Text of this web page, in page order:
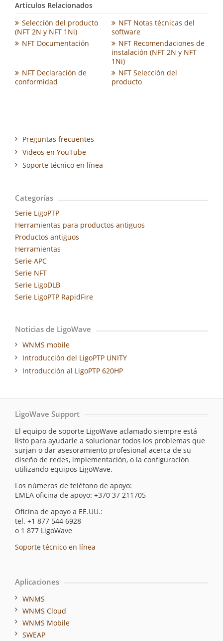
Artículos Relacionados
Selección del producto
(NFT 2N y NFT 1Ni)
NFT Notas técnicas del
software
NFT Documentación
NFT Recomendaciones de
instalación (NFT 2N y NFT
1Ni)
NFT Declaración de
conformidad
NFT Selección del
producto
Preguntas frecuentes
Videos en YouTube
Soporte técnico en línea
Categorías
Serie LigoPTP
Herramientas para productos antiguos
Productos antiguos
Herramientas
Serie APC
Serie NFT
Serie LigoDLB
Serie LigoPTP RapidFire
Noticias de LigoWave
WNMS mobile
Introducción del LigoPTP UNITY
Introducción al LigoPTP 620HP
LigoWave Support
El equipo de soporte LigoWave aclamado siempre está
listo para ayudarle a solucionar todos los problemas que
surjan o dar asesoramiento profesional acerca de su
diseño de redes, implementación, o la configuración
utilizando equipos LigoWave.
Los números de teléfono de apoyo:
EMEA oficina de apoyo: +370 37 211705
Oficina de apoyo a EE.UU.:
tel. +1 877 544 6928
o 1 877 LigoWave
Soporte técnico en línea
Aplicaciones
WNMS
WNMS Cloud
WNMS Mobile
SWEAP